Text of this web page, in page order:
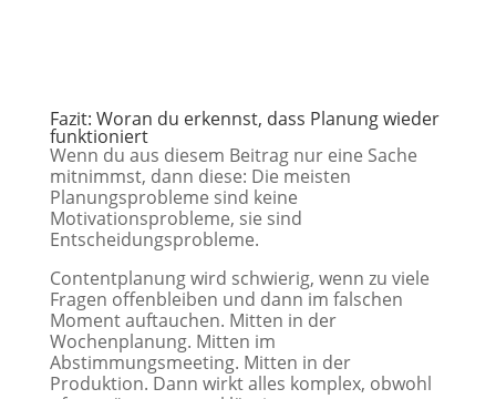
Fazit: Woran du erkennst, dass Planung wieder
funktioniert
Wenn du aus diesem Beitrag nur eine Sache
mitnimmst, dann diese: Die meisten
Planungsprobleme sind keine
Motivationsprobleme, sie sind
Entscheidungsprobleme.
Contentplanung wird schwierig, wenn zu viele
Fragen offenbleiben und dann im falschen
Moment auftauchen. Mitten in der
Wochenplanung. Mitten im
Abstimmungsmeeting. Mitten in der
Produktion. Dann wirkt alles komplex, obwohl